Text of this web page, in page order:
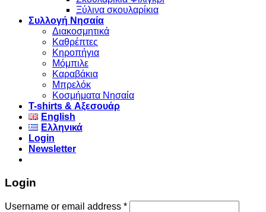
Ξύλινα σκουλαρίκια
Συλλογή Νησαία
Διακοσμητικά
Καθρέπτες
Κηροπήγια
Μόμπιλε
Καραβάκια
Μπρελόκ
Κοσμήματα Νησαία
Τ-shirts & Αξεσουάρ
English
Ελληνικά
Login
Newsletter
Login
Username or email address *